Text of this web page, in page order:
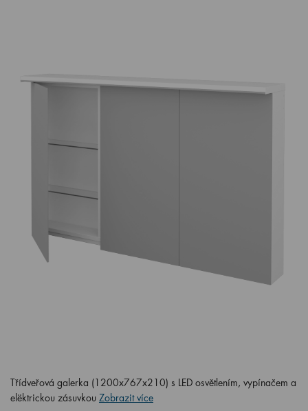
Třídveřová galerka (1200x767x210) s LED osvětlením, vypínačem a
elëktrickou zásuvkou Zobrazit více